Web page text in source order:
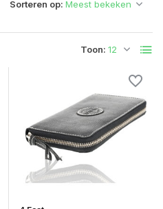
Toon:
Sorteren op: